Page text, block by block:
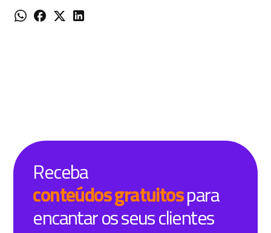
Receba
conteúdos gratuitospara
encantar os seus clientes